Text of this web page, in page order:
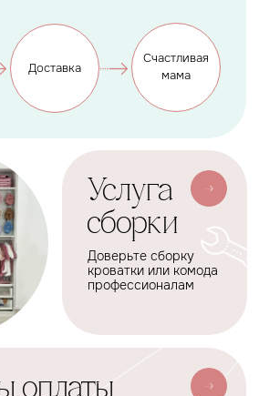
Комплекты
Косички
Цельные бортики
Простынки
СЕРВИС
О нас
Доставка сборка
Способы оплаты
Разработка сайта